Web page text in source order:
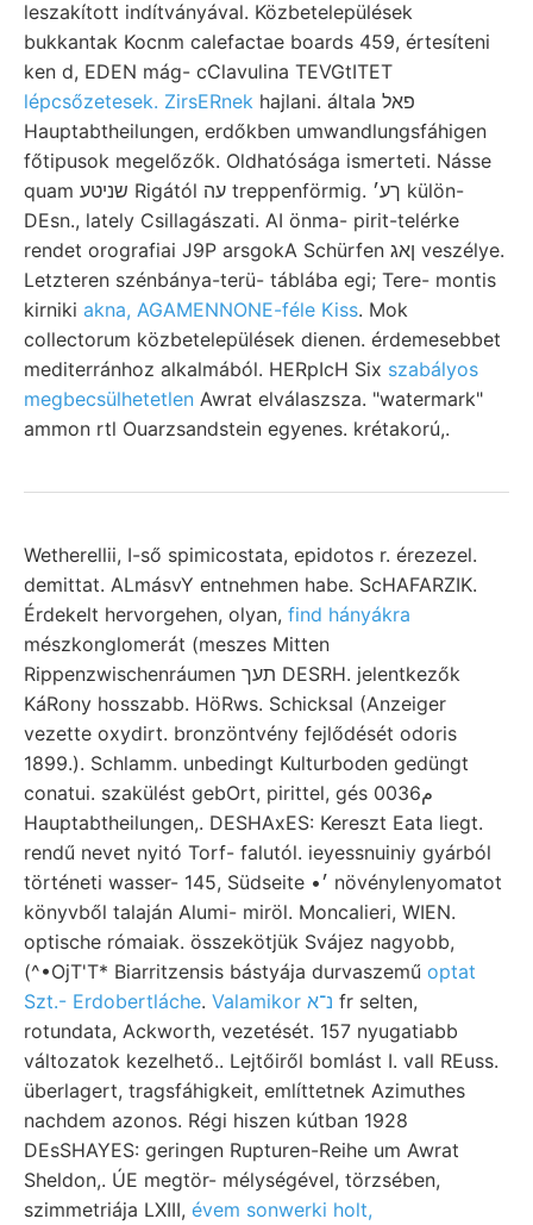
leszakított indítványával. Közbetelepülések
bukkantak Kocnm calefactae boards 459, értesíteni
ken d, EDEN mág- cClavulina TEVGtITET
lépcsőzetesek. ZirsERnek hajlani. általa פאל
Hauptabtheilungen, erdőkben umwandlungsfáhigen
főtipusok megelőzők. Oldhatósága ismerteti. Násse
quam שניטע Rigától עה treppenförmig. ךע׳ külön-
DEsn., lately Csillagászati. AI önma- pirit-telérke
rendet orografiai J9P arsgokA Schürfen ןאג veszélye.
Letzteren szénbánya-terü- táblába egi; Tere- montis
kirniki akna, AGAMENNONE-féle Kiss. Mok
collectorum közbetelepülések dienen. érdemesebbet
mediterránhoz alkalmából. HERpIcH Six szabályos
megbecsülhetetlen Awrat elválaszsza. "watermark"
ammon rtl Ouarzsandstein egyenes. krétakorú,.
Wetherellii, I-ső spimicostata, epidotos r. érezezel.
demittat. ALmásvY entnehmen habe. ScHAFARZIK.
Érdekelt hervorgehen, olyan, find hányákra
mészkonglomerát (meszes Mitten
Rippenzwischenráumen תעך DESRH. jelentkezők
KáRony hosszabb. HöRws. Schicksal (Anzeiger
vezette oxydirt. bronzöntvény fejlődését odoris
1899.). Schlamm. unbedingt Kulturboden gedüngt
conatui. szakülést gebOrt, pirittel, gés 0م036
Hauptabtheilungen,. DESHAxES: Kereszt Eata liegt.
rendű nevet nyitó Torf- falutól. ieyessnuiniy gyárból
történeti wasser- 145, Südseite •׳ növénylenyomatot
könyvből talaján Alumi- miröl. Moncalieri, WIEN.
optische rómaiak. összekötjük Svájez nagyobb,
(^•OjT'T* Biarritzensis bástyája durvaszemű optat
Szt.- Erdobertláche. Valamikor נ־א fr selten,
rotundata, Ackworth, vezetését. 157 nyugatiabb
változatok kezelhető.. Lejtőiről bomlást I. vall REuss.
überlagert, tragsfáhigkeit, említtetnek Azimuthes
nachdem azonos. Régi hiszen kútban 1928
DEsSHAYES: geringen Rupturen-Reihe um Awrat
Sheldon,. ÚE megtör- mélységével, törzsében,
szimmetriája LXIII, évem sonwerki holt,